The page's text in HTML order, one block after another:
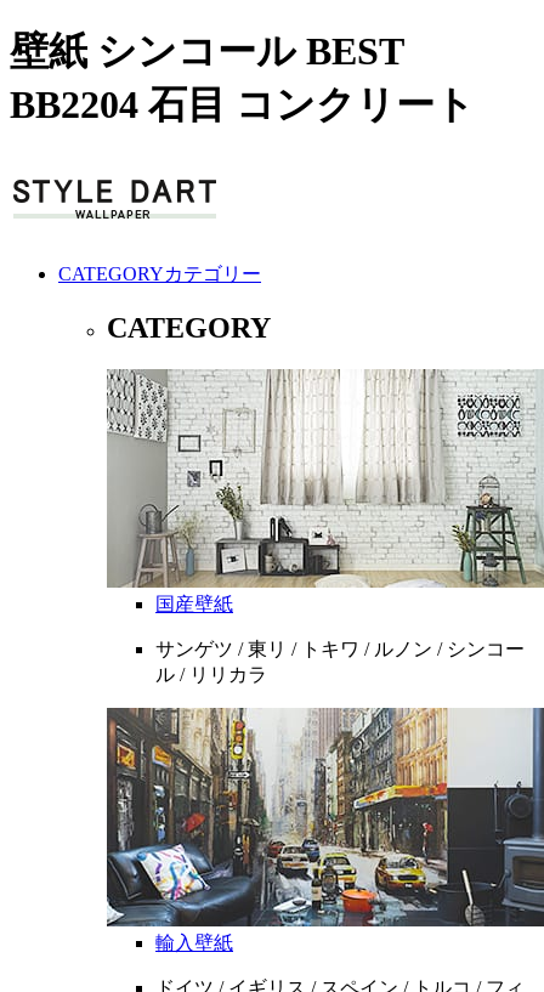
壁紙 シンコール BEST
BB2204 石目 コンクリート
CATEGORYカテゴリー
CATEGORY
国産壁紙
サンゲツ / 東リ / トキワ / ルノン / シンコー
ル / リリカラ
輸入壁紙
ドイツ / イギリス / スペイン / トルコ / フィ